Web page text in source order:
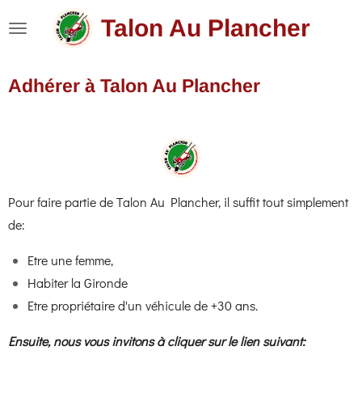
principal
Talon Au Plancher
Adhérer à Talon Au Plancher
Pour faire partie de Talon Au Plancher, il suffit tout simplement
de:
Etre une femme,
Habiter la Gironde
Etre propriétaire d'un véhicule de +30 ans.
Ensuite, nous vous invitons à cliquer sur le lien suivant: